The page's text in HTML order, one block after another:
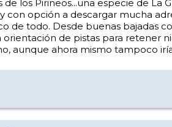
los Pirineos...una especie de
con opción a descargar mucha
de todo. Desde buenas bajadas
de pistas para retener
aunque ahora mismo tampoco